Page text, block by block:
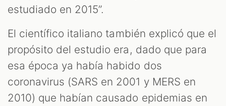
estudiado en 2015”.
El científico italiano también explicó que el
propósito del estudio era, dado que para
esa época ya había habido dos
coronavirus (SARS en 2001 y MERS en
2010) que habían causado epidemias en